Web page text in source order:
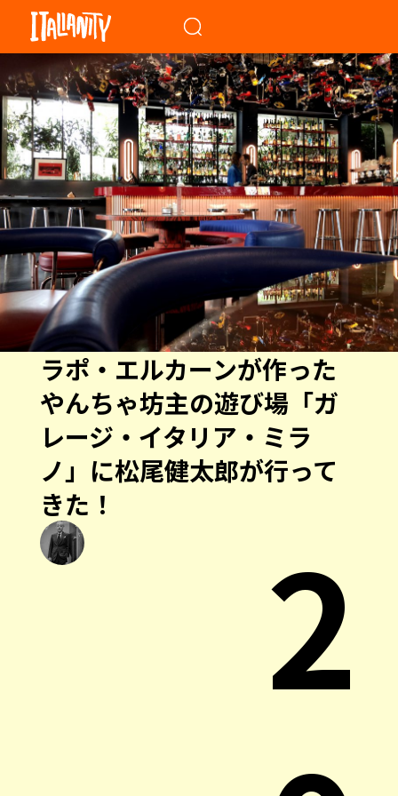
ラポ・エルカーンが作った
やんちゃ坊主の遊び場「ガ
レージ・イタリア・ミラ
ノ」に松尾健太郎が行って
きた！
2